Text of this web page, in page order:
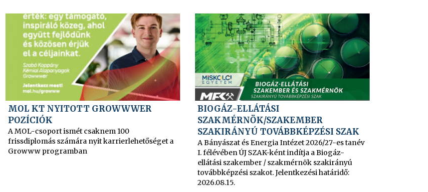
MOL KT NYITOTT GROWWWER
POZÍCIÓK
A MOL-csoport ismét csaknem 100
frissdiplomás számára nyit karrierlehetőséget a
Growww programban
BIOGÁZ-ELLÁTÁSI
SZAKMÉRNÖK/SZAKEMBER
SZAKIRÁNYÚ TOVÁBBKÉPZÉSI SZAK
A Bányászat és Energia Intézet 2026/27-es tanév
I. félévében ÚJ SZAK-ként indítja a Biogáz-
ellátási szakember / szakmérnök szakirányú
továbbképzési szakot. Jelentkezési határidő:
2026.08.15.